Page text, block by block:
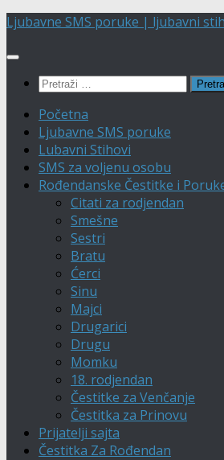
Skip
content
Ljubavne SMS poruke | ljubavni
Pretraga:
Početna
Ljubavne SMS poruke
Lubavni Stihovi
SMS za voljenu osobu
Rođendanske Čestitke i
Citati za rodjendan
Smešne
Sestri
Bratu
Ćerci
Sinu
Majci
Drugarici
Drugu
Momku
18. rodjendan
Čestitke za Venčanje
Čestitka za Prinovu
Prijatelji sajta
Čestitka Za Rođendan